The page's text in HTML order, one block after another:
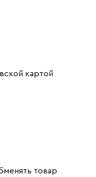
картой
товар